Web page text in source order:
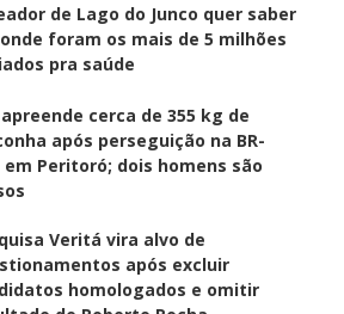
de Lago do Junco quer saber
foram os mais de 5 milhões
pra saúde
apreende cerca de 355 kg de
após perseguição na BR-
em Peritoró; dois homens são
Veritá vira alvo de
após excluir
homologados e omitir